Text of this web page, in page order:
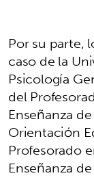
Por su parte,
caso de la
Psicología
del
Enseñanza
Orientación
Profesorado
Enseñanza